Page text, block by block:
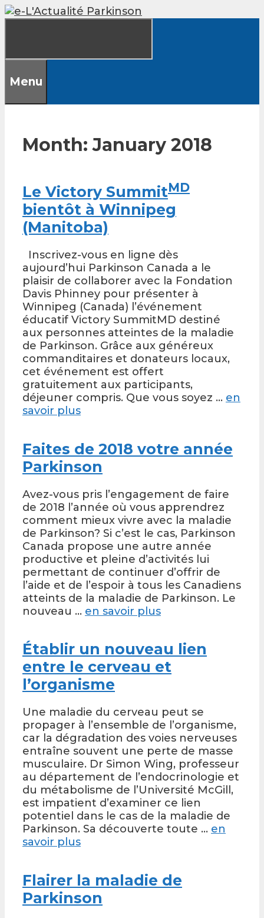
Skip
to
Menu
Month:January 2018
Le Victory SummitMD
bientôt à Winnipeg
(Manitoba)
Inscrivez-vous en ligne dès
aujourd’hui Parkinson Canada a le
plaisir de collaborer avec la Fondation
Davis Phinney pour présenter à
Winnipeg (Canada) l’événement
éducatif Victory SummitMD destiné
aux personnes atteintes de la maladie
de Parkinson. Grâce aux généreux
commanditaires et donateurs locaux,
cet événement est offert
gratuitement aux participants,
déjeuner compris. Que vous soyez … en
savoir plus
Faites de 2018 votre année
Parkinson
Avez-vous pris l’engagement de faire
de 2018 l’année où vous apprendrez
comment mieux vivre avec la maladie
de Parkinson? Si c’est le cas, Parkinson
Canada propose une autre année
productive et pleine d’activités lui
permettant de continuer d’offrir de
l’aide et de l’espoir à tous les Canadiens
atteints de la maladie de Parkinson. Le
nouveau … en savoir plus
Établir un nouveau lien
entre le cerveau et
l’organisme
Une maladie du cerveau peut se
propager à l’ensemble de l’organisme,
car la dégradation des voies nerveuses
entraîne souvent une perte de masse
musculaire. Dr Simon Wing, professeur
au département de l’endocrinologie et
du métabolisme de l’Université McGill,
est impatient d’examiner ce lien
potentiel dans le cas de la maladie de
Parkinson. Sa découverte toute … en
savoir plus
Flairer la maladie de
Parkinson